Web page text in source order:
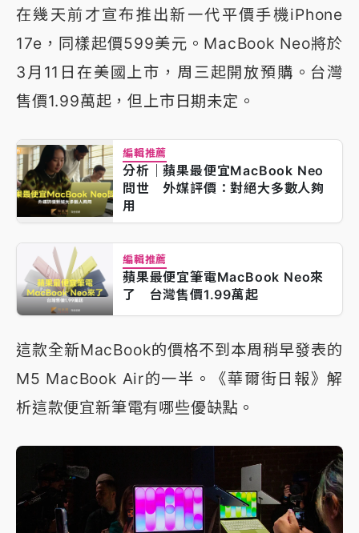
在幾天前才宣布推出新一代平價手機iPhone
17e，同樣起價599美元。MacBook Neo將於
3月11日在美國上市，周三起開放預購。台灣
售價1.99萬起，但上市日期未定。
編輯推薦
分析｜蘋果最便宜MacBook Neo
問世 外媒評價：對絕大多數人夠
用
編輯推薦
蘋果最便宜筆電MacBook Neo來
了 台灣售價1.99萬起
這款全新MacBook的價格不到本周稍早發表的
M5 MacBook Air的一半。《華爾街日報》解
析這款便宜新筆電有哪些優缺點。